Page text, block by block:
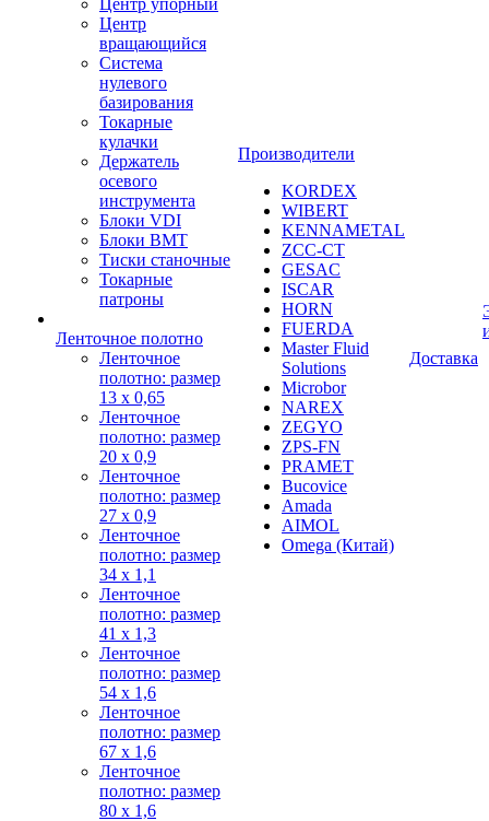
Центр упорный
Центр
вращающийся
Система
нулевого
базирования
Токарные
кулачки
Держатель
осевого
инструмента
Блоки VDI
Блоки BMT
Тиски станочные
Токарные
патроны
Ленточное полотно
Ленточное
полотно: размер
13 х 0,65
Ленточное
полотно: размер
20 х 0,9
Ленточное
полотно: размер
27 х 0,9
Ленточное
полотно: размер
34 х 1,1
Ленточное
полотно: размер
41 х 1,3
Ленточное
полотно: размер
54 х 1,6
Ленточное
полотно: размер
67 х 1,6
Ленточное
полотно: размер
80 х 1,6
Производители
KORDEX
WIBERT
KENNAMETAL
ZCC-CT
GESAC
ISCAR
HORN
FUERDA
Master Fluid
Solutions
Microbor
NAREX
ZEGYO
ZPS-FN
PRAMET
Bucovice
Amada
AIMOL
Omega (Китай)
Доставка